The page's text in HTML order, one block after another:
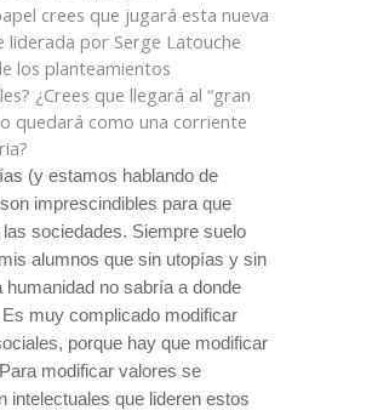
crees que jugará esta nueva
liderada por Serge Latouche
los planteamientos
¿Crees que llegará al “gran
quedará como una corriente
(y estamos hablando de
imprescindibles para que
sociedades. Siempre suelo
mis alumnos que sin utopías y sin
humanidad no sabría a donde
muy complicado modificar
porque hay que modificar
modificar valores se
intelectuales que lideren estos